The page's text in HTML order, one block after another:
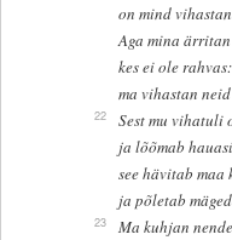
on mind
Aga mina
kes ei ole rahvas:
ma vihastan
22
Sest mu vihatuli
ja lõõmab
see hävitab maa
ja põletab
23
Ma kuhjan